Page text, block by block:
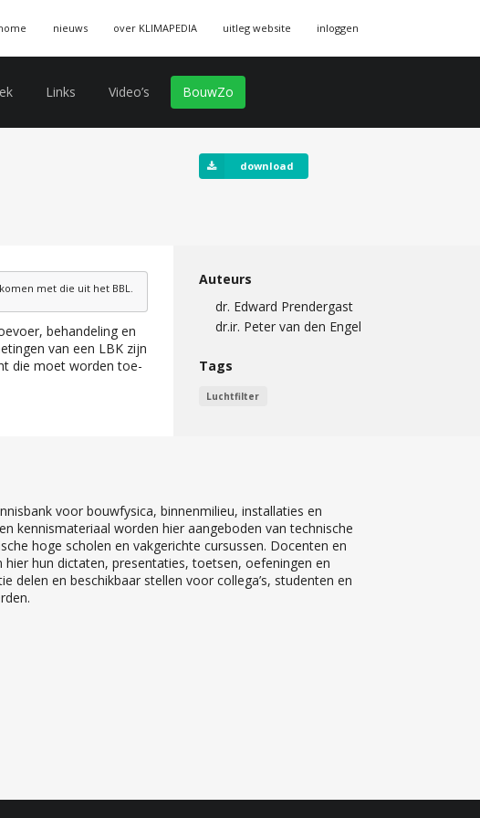
nieuws over KLIMAPEDIA uitleg website inloggen
Links Video’s BouwZo
download
met die uit het BBL.
behandeling en
van een LBK zijn
die moet worden toe-
Auteurs
dr. Edward Prendergast
dr.ir. Peter van den Engel
Tags
Luchtfilter
voor bouwfysica, binnenmilieu, installaties en
kennismateriaal worden hier aangeboden van technische
hoge scholen en vakgerichte cursussen. Docenten en
hier hun dictaten, presentaties, toetsen, oefeningen en
delen en beschikbaar stellen voor collega’s, studenten en